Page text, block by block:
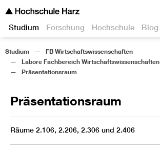
Studium Forschung Hochschule Blog
Studium
FB Wirtschaftswissenschaften
Labore Fachbereich Wirtschaftswissenschaften
Präsentationsraum
Präsentationsraum
Räume 2.106, 2.206, 2.306 und 2.406